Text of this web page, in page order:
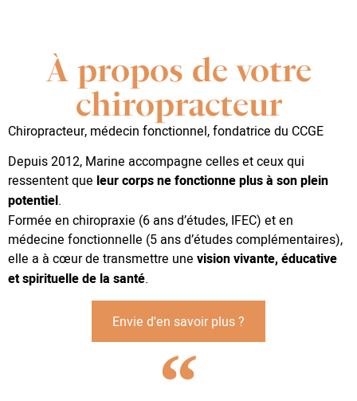
À propos de votre
chiropracteur
Chiropracteur, médecin fonctionnel, fondatrice du CCGE
Depuis 2012, Marine accompagne celles et ceux qui
ressentent que leur corps ne fonctionne plus à son plein
potentiel.
Formée en chiropraxie (6 ans d’études, IFEC) et en
médecine fonctionnelle (5 ans d’études complémentaires),
elle a à cœur de transmettre une vision vivante, éducative
et spirituelle de la santé.
Envie d'en savoir plus ?